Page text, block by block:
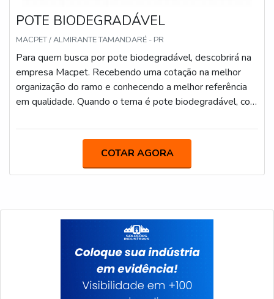
POTE BIODEGRADÁVEL
MACPET / ALMIRANTE TAMANDARÉ - PR
Para quem busca por pote biodegradável, descobrirá na
empresa Macpet. Recebendo uma cotação na melhor
organização do ramo e conhecendo a melhor referência
em qualidade. Quando o tema é pote biodegradável, com
com precisão e com ótimo custo-benefício.MAIS
BIODEGRADÁVELHá muitas maneiras eficientes de
demonstrar competência e excelência em sua área de
qualidade onde são realizadas as atividades; Máquinas
modernas; Tecnologia de ponta. Tudo para oferecer pote
biodegradável com proteção. Ainda focando na qualidade
em pote biodegradável, é importante buscar uma
empresa que tenha produtos e serviços com ótima
qualidade e excelente custo-benefício, pequenos
COTAR AGORA